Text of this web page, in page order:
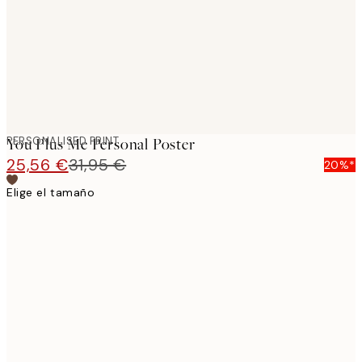
PERSONALISED PRINT
You Plus Me Personal Poster
25,56 €31,95 €
20%*
Elige el tamaño